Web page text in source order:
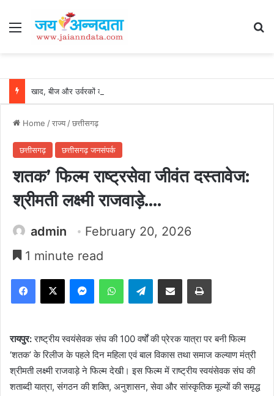
Menu
Home /राज्य/छत्तीसगढ़
छत्तीसगढ़ छत्तीसगढ़ जनसंपर्क
शतक’ फिल्म राष्ट्रसेवा जीवंत दस्तावेज:
श्रीमती लक्ष्मी राजवाड़े….
admin
February 20, 2026
1 minute read
Facebook
X MessengerWhatsAppTelegramShare via Email Print
रायपुर:राष्ट्रीय स्वयंसेवक संघ की 100 वर्षों की प्रेरक यात्रा पर बनी फिल्म
‘शतक’ के रिलीज के पहले दिन महिला एवं बाल विकास तथा समाज कल्याण मंत्री
श्रीमती लक्ष्मी राजवाड़े ने फिल्म देखी। इस फिल्म में राष्ट्रीय स्वयंसेवक संघ की
शताब्दी यात्रा, संगठन की शक्ति, अनुशासन, सेवा और सांस्कृतिक मूल्यों की समृद्ध